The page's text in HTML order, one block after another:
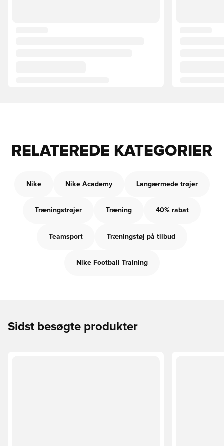
RELATEREDE KATEGORIER
Nike Nike Academy Langærmede trøjer
Træningstrøjer Træning 40% rabat
Teamsport Træningstøj på tilbud
Nike Football Training
Sidst besøgte produkter